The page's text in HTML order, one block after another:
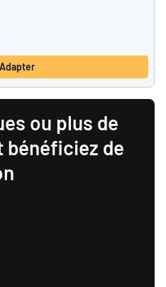
Adapter
ou plus de
bénéficiez de